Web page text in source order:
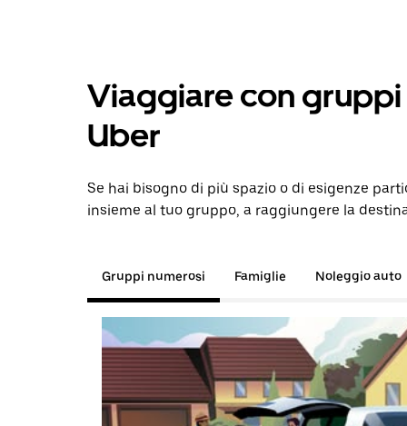
Viaggiare con gruppi
Uber
Se hai bisogno di più spazio o di esigenze
insieme al tuo gruppo, a raggiungere la
Gruppi numerosi Famiglie Noleggio auto